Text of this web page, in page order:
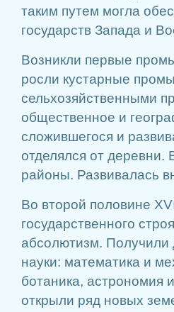
таким путем могла
государств Запада и
Возникли первые
росли кустарные
сельхозяйственными
общественное и
сложившегося и
отделялся от
районы. Развивалась
Во второй половине
государственного
абсолютизм. Получили
науки: математика и
ботаника, астрономия
открыли ряд новых